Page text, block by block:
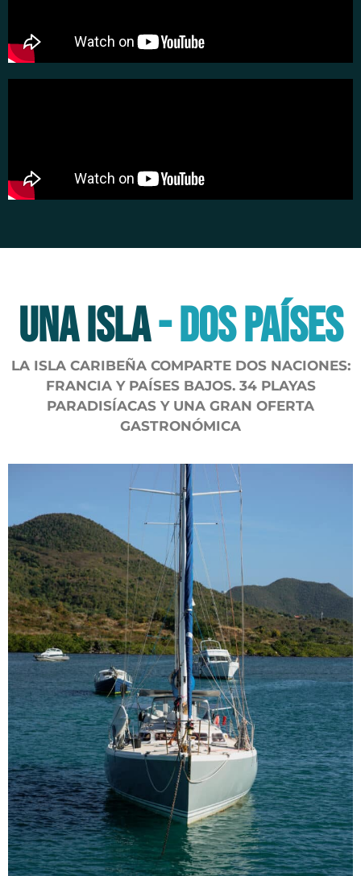
UNA ISLA- DOS PAÍSES
LA ISLA CARIBEÑA COMPARTE DOS NACIONES:
FRANCIA Y PAÍSES BAJOS. 34 PLAYAS
PARADISÍACAS Y UNA GRAN OFERTA
GASTRONÓMICA